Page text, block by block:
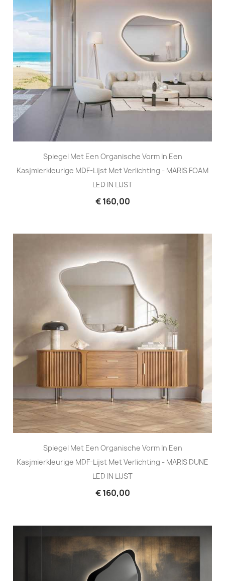
Spiegel Met Een Organische Vorm In Een
Kasjmierkleurige MDF-Lijst Met Verlichting - MARIS FOAM
LED IN LIJST
€ 160,00
Spiegel Met Een Organische Vorm In Een
Kasjmierkleurige MDF-Lijst Met Verlichting - MARIS DUNE
LED IN LIJST
€ 160,00